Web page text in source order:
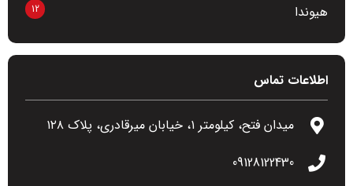
هیوندا 12
اطلاعات تماس
میدان فتح، کیلومتر ۱، خیابان میرقادری، پلاک ۱۲۸
09128122430